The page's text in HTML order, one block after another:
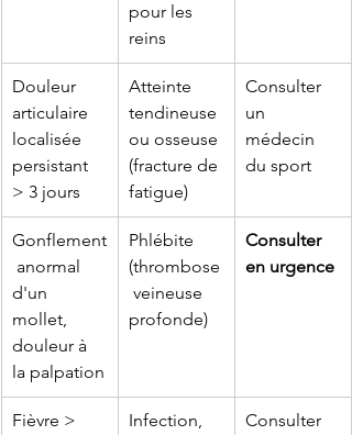
pour les
reins
Douleur
articulaire
localisée
persistant
> 3 jours
Atteinte
tendineuse
ou osseuse
(fracture de
fatigue)
Consulter
un
médecin
du sport
Gonflement
anormal
d'un
mollet,
douleur à
la palpation
Phlébite
(thrombose
veineuse
profonde)
Consulter
en urgence
Fièvre >
Infection,
Consulter